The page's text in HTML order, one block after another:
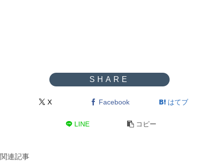
X Facebook はてブ
LINE コピー
関連記事